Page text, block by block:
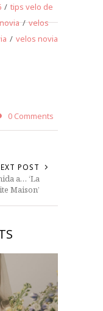
/ tips velo de
/ velos
/ velos novia
0 Comments
POST
a… ‘La
Maison’